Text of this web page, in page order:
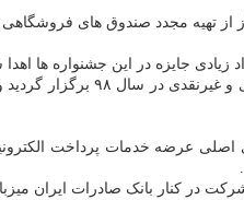
از تهیه مجدد صندوق های
جشنواره های “سپهری
اصلی عرضه خدمات پرداخت